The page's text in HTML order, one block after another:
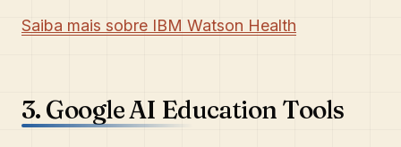
Saiba mais sobre IBM Watson Health
3. Google AI Education Tools